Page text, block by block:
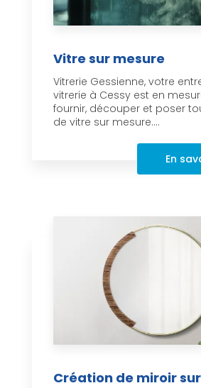
Vitre sur mesure
Vitrerie Gessienne, votre
vitrerie à Cessy est en
fournir, découper et poser
de vitre sur mesure....
En
Création de miroir